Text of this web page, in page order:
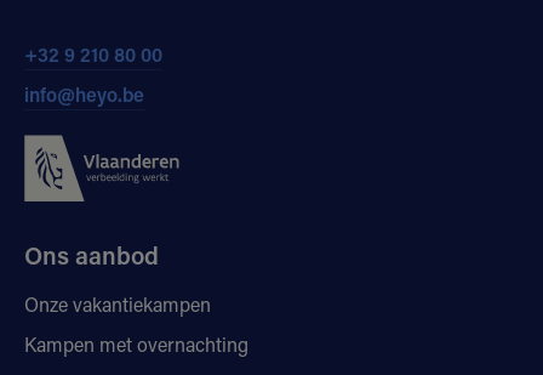
+32 9 210 80 00
info@heyo.be
Ons aanbod
Onze vakantiekampen
Kampen met overnachting